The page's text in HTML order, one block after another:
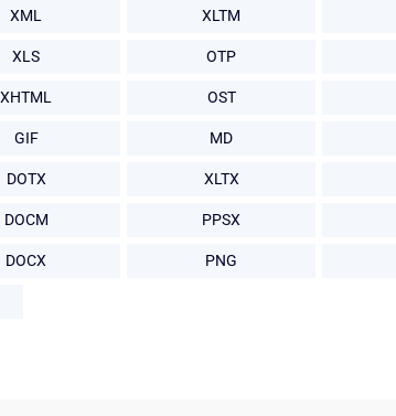
XML XLTM
XLS OTP
XHTML OST
GIF MD
DOTX XLTX
DOCM PPSX
DOCX PNG